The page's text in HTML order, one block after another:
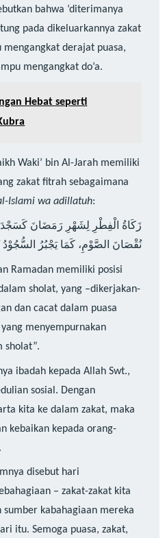
bahwa ‘diterimanya
pada dikeluarkannya zakat
derajat puasa,
mengangkat do’a.
Hebat seperti
Waki’ bin Al-Jarah memiliki
zakat fitrah sebagaimana
Islami wa adillatuh:
زَكَاةُ الْفِطْرِ لِشَهْرِ رَمَضَانَ كَسَجْدَةِ
نُقْصَانَ الصَّوْمِ، كَمَا يَجْبُرُ السُّجُوْدُ
Ramadan memiliki posisi
sholat, yang –dikerjakan-
dan cacat dalam puasa
menyempurnakan
sholat”.
ibadah kepada Allah Swt.,
sosial. Dengan
kita ke dalam zakat, maka
kebaikan kepada orang-
disebut hari
– zakat-zakat kita
kabahagiaan mereka
itu. Semoga puasa, zakat,